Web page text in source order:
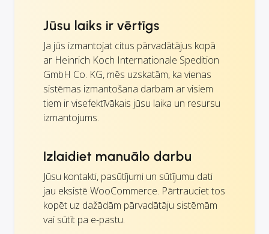
Jūsu laiks ir vērtīgs
Ja jūs izmantojat citus pārvadātājus kopā
ar Heinrich Koch Internationale Spedition
GmbH Co. KG, mēs uzskatām, ka vienas
sistēmas izmantošana darbam ar visiem
tiem ir visefektīvākais jūsu laika un resursu
izmantojums.
Izlaidiet manuālo darbu
Jūsu kontakti, pasūtījumi un sūtījumu dati
jau eksistē WooCommerce. Pārtrauciet tos
kopēt uz dažādām pārvadātāju sistēmām
vai sūtīt pa e-pastu.